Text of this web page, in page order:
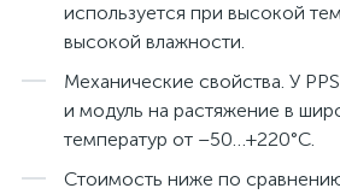
используется при высокой
высокой влажности.
Механические свойства. У
и модуль на растяжение в
температур от –50…+220°C.
Стоимость ниже по